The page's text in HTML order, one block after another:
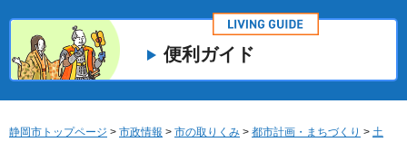
便利ガイド
静岡市トップページ > 市政情報 > 市の取りくみ > 都市計画・まちづくり > 土